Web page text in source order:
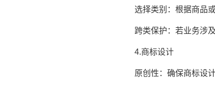
选择类别：根据商品或
跨类保护：若业务涉及
4.商标设计
原创性：确保商标设计